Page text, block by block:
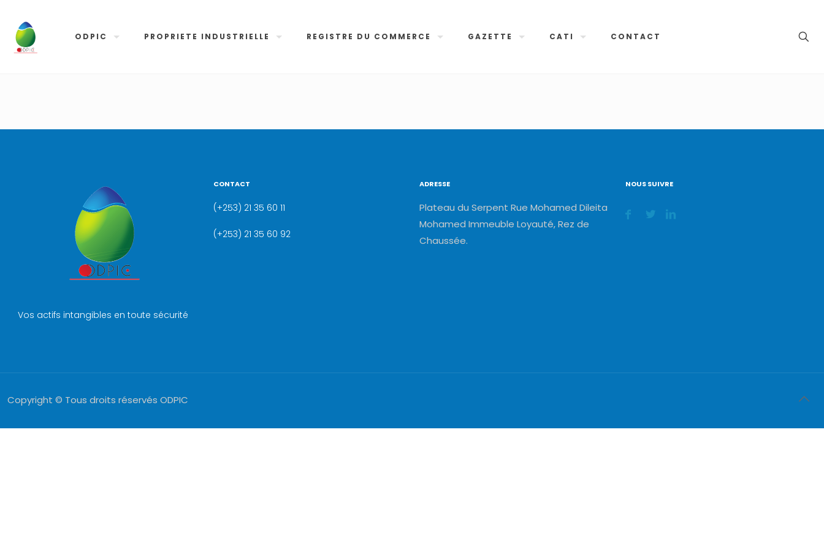
ODPIC PROPRIETE INDUSTRIELLE REGISTRE DU COMMERCE GAZETTE CATI CONTACT
Vos actifs intangibles en toute sécurité
CONTACT
(+253) 21 35 60 11
(+253) 21 35 60 92
ADRESSE
Plateau du Serpent Rue Mohamed Dileita
Mohamed Immeuble Loyauté, Rez de
Chaussée.
NOUS SUIVRE
Copyright © Tous droits réservés ODPIC